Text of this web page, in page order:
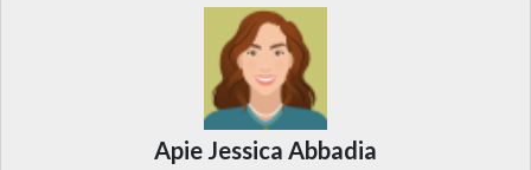
Apie Jessica Abbadia